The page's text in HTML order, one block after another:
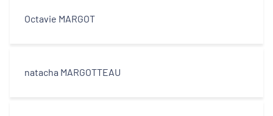
Octavie MARGOT
natacha MARGOTTEAU